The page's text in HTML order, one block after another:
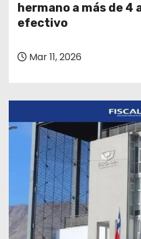
hermano a más de 4
efectivo
Mar 11, 2026